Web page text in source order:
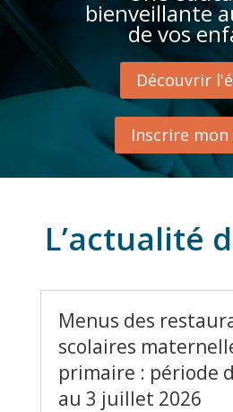
bienveillante
de vos
Découvrir
Inscrire
L’actualité
Menus des
scolaires
primaire : période
au 3 juillet 2026